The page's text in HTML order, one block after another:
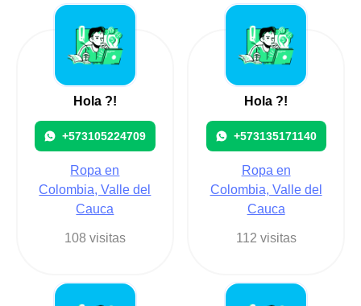
Hola ?️!
+573105224709
Ropa en
Colombia, Valle del
Cauca
108 visitas
Hola ?️!
+573135171140
Ropa en
Colombia, Valle del
Cauca
112 visitas